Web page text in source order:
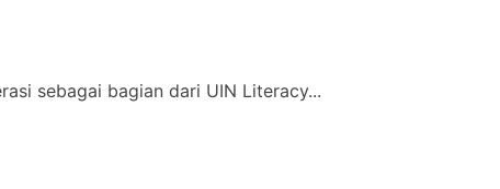
sebagai bagian dari UIN Literacy...